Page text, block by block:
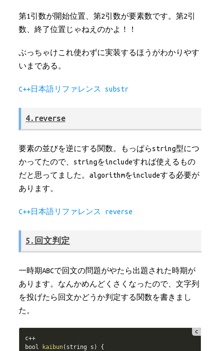
第1引数が開始位置、第2引数が要素数です。第2引
数、終了位置じゃねえのかよ！！
ぶっちゃけこれ使わずに実装するほうがわかりやす
いまである。
C++日本語リファレンス substr
4.reverse
要素の並びを逆にする関数。もっぱらstring型につ
かってたので、stringをincludeすれば使えるもの
だと思ってました。algorithmをincludeする必要が
あります。
C++日本語リファレンス reverse
5.回文判定
一時期ABCで回文の問題がやたら出題された時期が
あります。なんかめんどくさくなったので、文字列
を投げたら回文かどうか判定する関数を書きまし
た。
c++
bool
kaibun( string s )
{